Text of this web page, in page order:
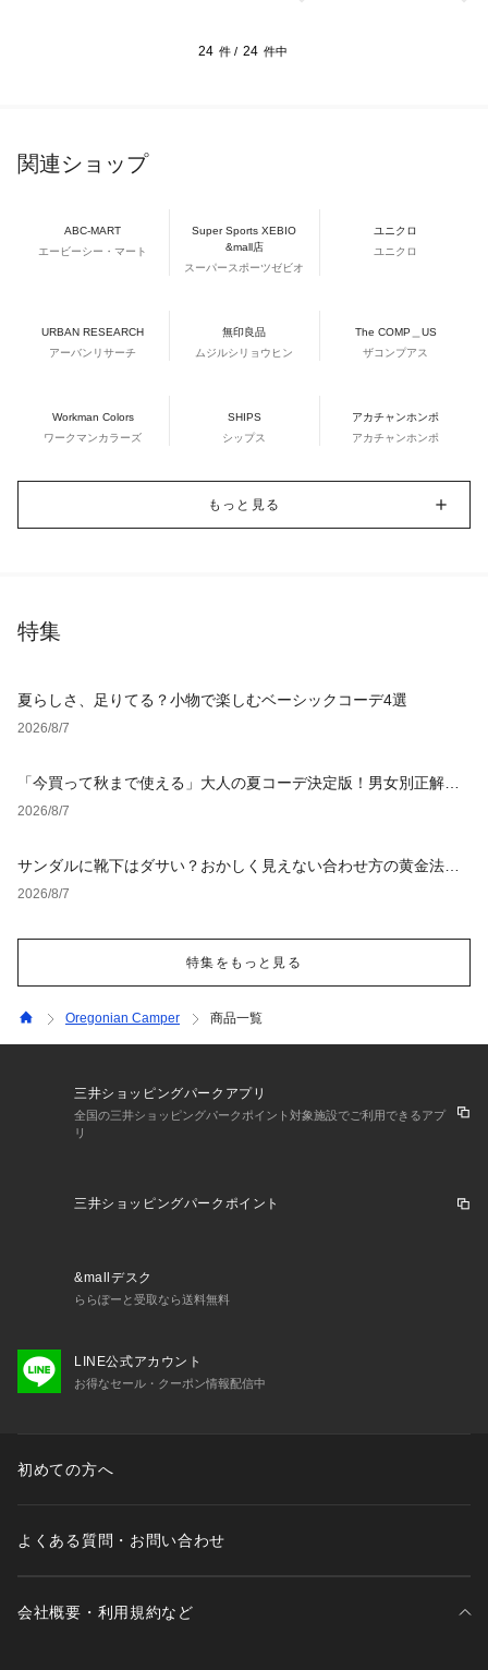
24 件 / 24 件中
関連ショップ
ABC-MART
エービーシー・マート
Super Sports XEBIO
&mall店
スーパースポーツゼビオ
ユニクロ
ユニクロ
URBAN RESEARCH
アーバンリサーチ
無印良品
ムジルシリョウヒン
The COMP＿US
ザコンプアス
Workman Colors
ワークマンカラーズ
SHIPS
シップス
アカチャンホンポ
アカチャンホンポ
もっと見る
特集
夏らしさ、足りてる？小物で楽しむベーシックコーデ4選
2026/8/7
「今買って秋まで使える」大人の夏コーデ決定版！男女別正解ス
タイルとNGな着こなし
2026/8/7
サンダルに靴下はダサい？おかしく見えない合わせ方の黄金法則
と男女別おすすめコーデ
2026/8/7
特集をもっと見る
Oregonian Camper 商品一覧
三井ショッピングパークアプリ
全国の三井ショッピングパークポイント対象施設でご利用できるアプ
リ
三井ショッピングパークポイント
&mallデスク
ららぽーと受取なら送料無料
LINE公式アカウント
お得なセール・クーポン情報配信中
初めての方へ
よくある質問・お問い合わせ
会社概要・利用規約など